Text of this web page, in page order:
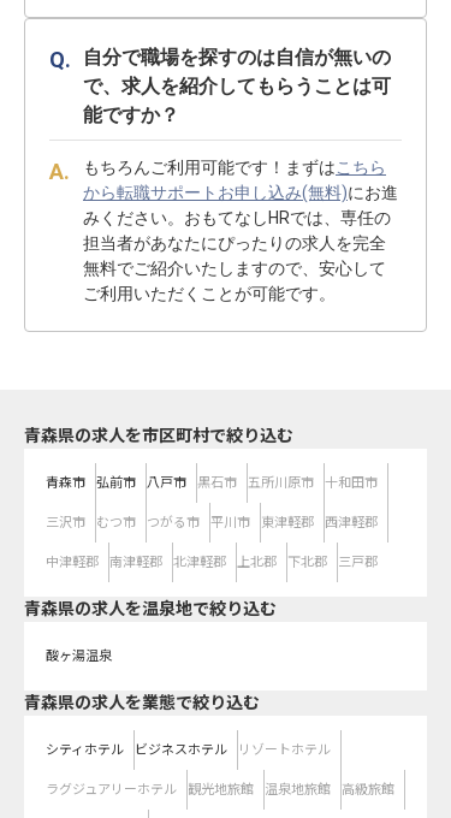
自分で職場を探すのは自信が無いの
で、求人を紹介してもらうことは可
能ですか？
もちろんご利用可能です！まずはこちら
から転職サポートお申し込み(無料)にお進
みください。おもてなしHRでは、専任の
担当者があなたにぴったりの求人を完全
無料でご紹介いたしますので、安心して
ご利用いただくことが可能です。
青森県の求人を市区町村で絞り込む
青森市 弘前市 八戸市 黒石市 五所川原市 十和田市
三沢市 むつ市 つがる市 平川市 東津軽郡 西津軽郡
中津軽郡 南津軽郡 北津軽郡 上北郡 下北郡 三戸郡
青森県の求人を温泉地で絞り込む
酸ヶ湯温泉
青森県の求人を業態で絞り込む
シティホテル ビジネスホテル リゾートホテル
ラグジュアリーホテル 観光地旅館 温泉地旅館 高級旅館